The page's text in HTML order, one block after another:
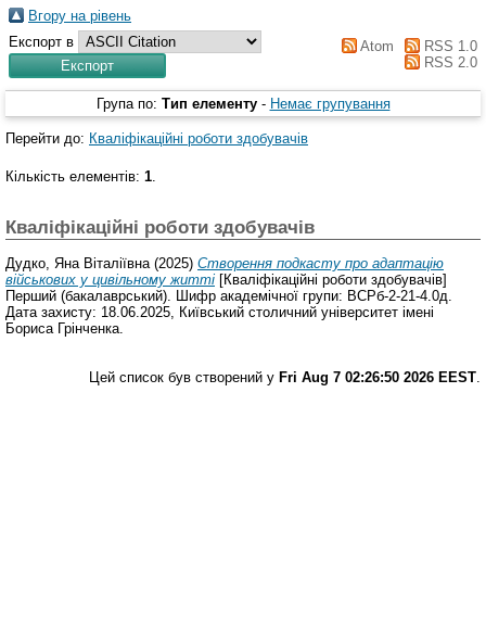
Вгору на рівень
Експорт в
Atom
RSS 1.0
RSS 2.0
Група по: Тип елементу - Немає групування
Перейти до: Кваліфікаційні роботи здобувачів
Кількість елементів: 1.
Кваліфікаційні роботи здобувачів
Дудко, Яна Віталіївна (2025) Створення подкасту про адаптацію
військових у цивільному житті [Кваліфікаційні роботи здобувачів]
Перший (бакалаврський). Шифр академічної групи: ВСРб-2-21-4.0д.
Дата захисту: 18.06.2025, Київський столичний університет імені
Бориса Грінченка.
Цей список був створений у Fri Aug 7 02:26:50 2026 EEST